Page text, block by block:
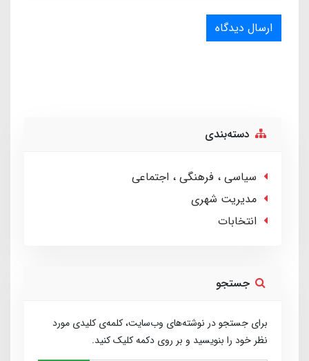
ارسال دیدگاه
دسته‌بندی
سیاسی ، فرهنگی ، اجتماعی
مدیریت شهری
انتخابات
جستجو
برای جستجو در نوشته‌های وب‌سایت، کلمه‌ی کلیدی مورد
نظر خود را بنویسید و بر روی دکمه کلیک کنید.